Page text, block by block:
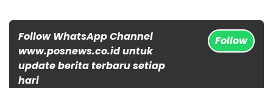
Follow WhatsApp Channel
www.posnews.co.id untuk
update berita terbaru setiap
hari
Follow